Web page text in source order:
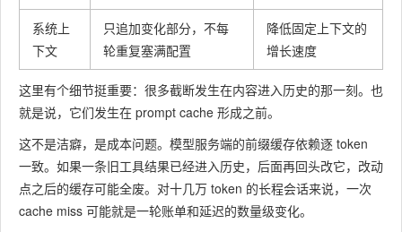
系统上
下文
只追加变化部分，不每
轮重复塞满配置
降低固定上下文的
增长速度
这里有个细节挺重要：很多截断发生在内容进入历史的那一刻。也
就是说，它们发生在 prompt cache 形成之前。
这不是洁癖，是成本问题。模型服务端的前缀缓存依赖逐 token
一致。如果一条旧工具结果已经进入历史，后面再回头改它，改动
点之后的缓存可能全废。对十几万 token 的长程会话来说，一次
cache miss 可能就是一轮账单和延迟的数量级变化。